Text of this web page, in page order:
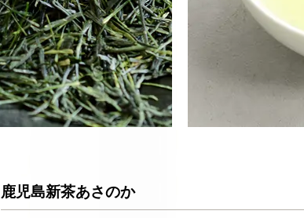
鹿児島新茶あさのか